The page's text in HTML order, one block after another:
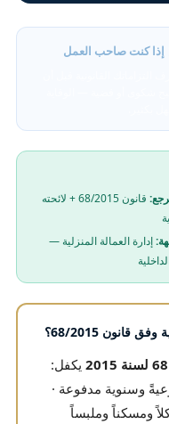
إذا كنت صاحب العمل
قانون 68/2015 + لائحته
إدارة العمالة المنزلية —
قانون 68/2015؟
يكفل:
وسنوية مدفوعة ·
مأكلاً ومسكناً وملبساً